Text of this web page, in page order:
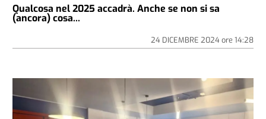
Qualcosa nel 2025 accadrà. Anche se non si sa
(ancora) cosa...
24 DICEMBRE 2024ore 14:28